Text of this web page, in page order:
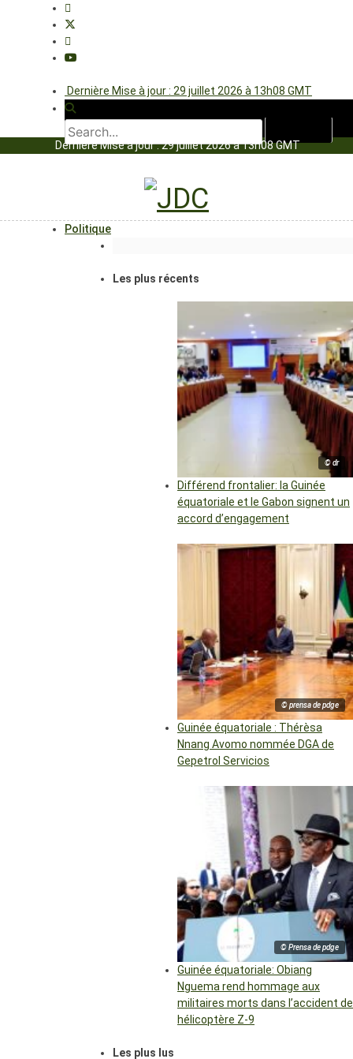
Dernière Mise à jour : 29 juillet 2026 à 13h08 GMT
Dernière Mise à jour : 29 juillet 2026 à 13h08 GMT
Politique
Les plus récents
© dr
Différend frontalier: la Guinée
équatoriale et le Gabon signent un
accord d’engagement
© prensa de pdge
Guinée équatoriale : Thérèsa
Nnang Avomo nommée DGA de
Gepetrol Servicios
© Prensa de pdge
Guinée équatoriale: Obiang
Nguema rend hommage aux
militaires morts dans l’accident de
hélicoptère Z-9
Les plus lus